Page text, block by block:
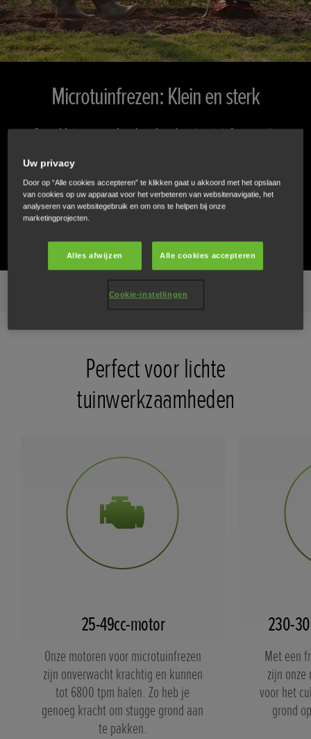
Microtuinfrezen: Klein en sterk
Onze kleine maar hardwerkende microtuinfrezen zijn
Alle eigenschappen
Perfect voor lichte
tuinwerkzaamheden
25-49cc-motor
Onze motoren voor microtuinfrezen
zijn onverwacht krachtig en kunnen
tot 6800 tpm halen. Zo heb je
genoeg kracht om stugge grond aan
te pakken.
230-
Met een
zijn
voor het
grond
Uw privacy
Door op “Alle cookies accepteren” te klikken gaat u akkoord met het opslaan
van cookies op uw apparaat voor het verbeteren van websitenavigatie, het
analyseren van websitegebruik en om ons te helpen bij onze
marketingprojecten.
Alles afwijzen Alle cookies accepteren
Cookie-instellingen